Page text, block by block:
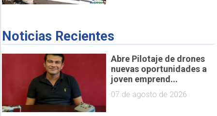
Noticias Recientes
Abre Pilotaje de drones
nuevas oportunidades a
joven emprend...
07 de agosto de 2026